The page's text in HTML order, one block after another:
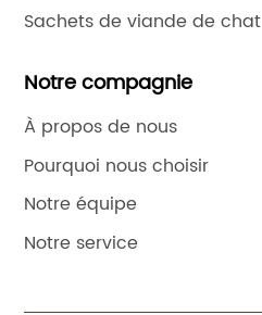
Kong.
Sachets de viande de chat
Notre compagnie
À propos de nous
Pourquoi nous choisir
Notre équipe
Notre service